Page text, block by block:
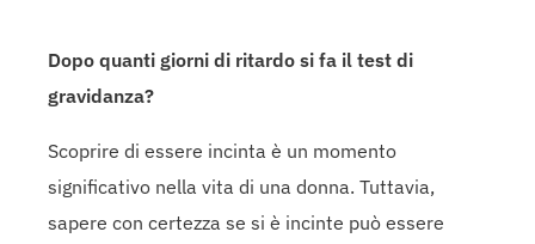
Dopo quanti giorni di ritardo si fa il test di
gravidanza?
Scoprire di essere incinta è un momento
significativo nella vita di una donna. Tuttavia,
sapere con certezza se si è incinte può essere